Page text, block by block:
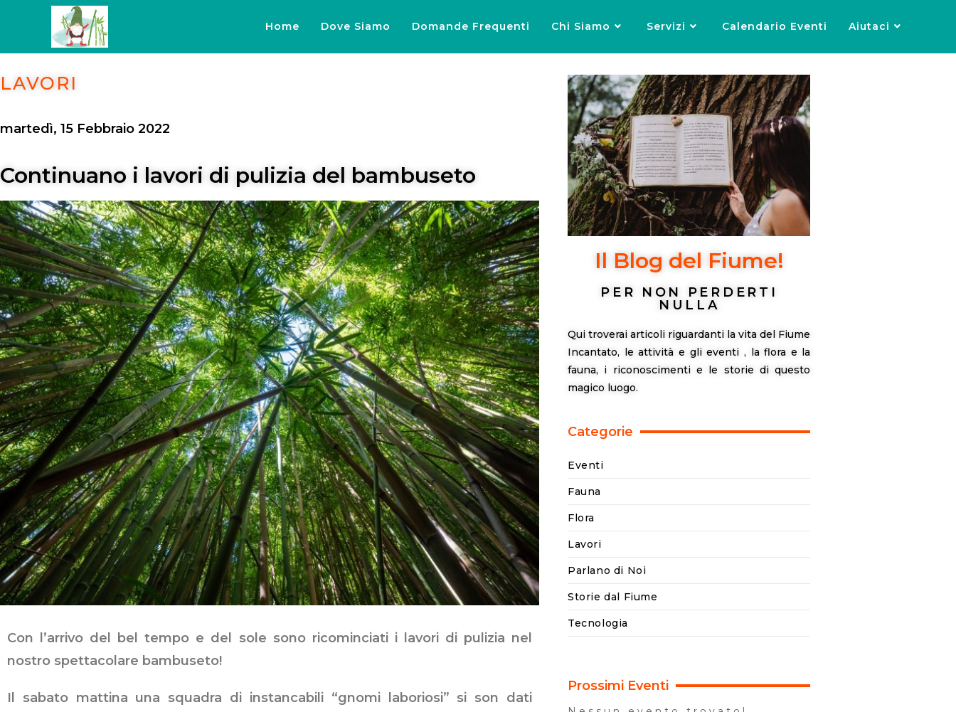
Home Dove Siamo Domande Frequenti Chi Siamo Servizi Calendario Eventi Aiutaci
LAVORI
martedì, 15 Febbraio 2022
Continuano i lavori di pulizia del bambuseto
Con l’arrivo del bel tempo e del sole sono ricominciati i lavori di pulizia nel
nostro spettacolare bambuseto!
Il sabato mattina una squadra di instancabili “gnomi laboriosi” si son dati
Il Blog del Fiume!
PER NON PERDERTI
NULLA
Qui troverai articoli riguardanti la vita del Fiume
Incantato, le attività e gli eventi , la flora e la
fauna, i riconoscimenti e le storie di questo
magico luogo.
Categorie
Eventi
Fauna
Flora
Lavori
Parlano di Noi
Storie dal Fiume
Tecnologia
Prossimi Eventi